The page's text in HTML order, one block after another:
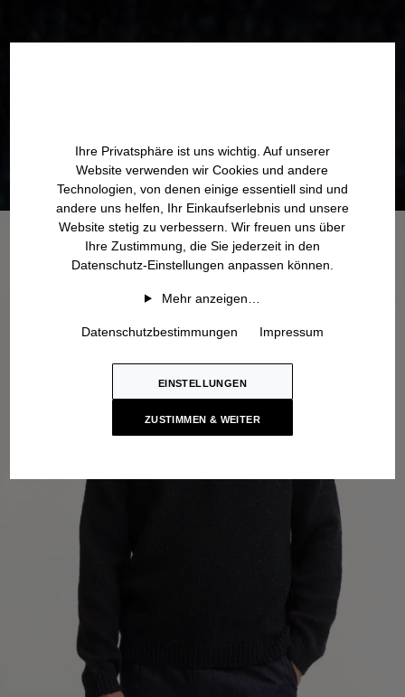
Ihre Privatsphäre ist uns wichtig. Auf unserer
Website verwenden wir Cookies und andere
Technologien, von denen einige essentiell sind und
andere uns helfen, Ihr Einkaufserlebnis und unsere
Website stetig zu verbessern. Wir freuen uns über
Ihre Zustimmung, die Sie jederzeit in den
Datenschutz-Einstellungen anpassen können.
Mehr anzeigen…
Datenschutzbestimmungen Impressum
EINSTELLUNGEN
ZUSTIMMEN & WEITER